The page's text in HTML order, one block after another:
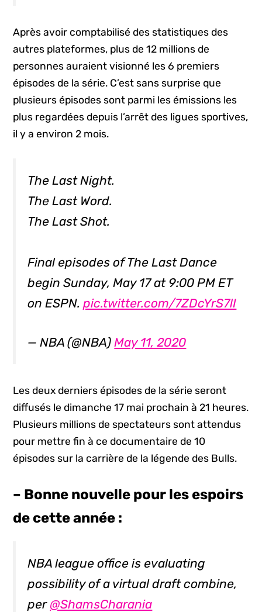
Après avoir comptabilisé des statistiques des
autres plateformes, plus de 12 millions de
personnes auraient visionné les 6 premiers
épisodes de la série. C’est sans surprise que
plusieurs épisodes sont parmi les émissions les
plus regardées depuis l’arrêt des ligues sportives,
il y a environ 2 mois.
The Last Night.
The Last Word.
The Last Shot.
Final episodes of The Last Dance
begin Sunday, May 17 at 9:00 PM ET
on ESPN.pic.twitter.com/7ZDcYrS7lI
— NBA (@NBA)May 11, 2020
Les deux derniers épisodes de la série seront
diffusés le dimanche 17 mai prochain à 21 heures.
Plusieurs millions de spectateurs sont attendus
pour mettre fin à ce documentaire de 10
épisodes sur la carrière de la légende des Bulls.
– Bonne nouvelle pour les espoirs
de cette année :
NBA league office is evaluating
possibility of a virtual draft combine,
per @ShamsCharania